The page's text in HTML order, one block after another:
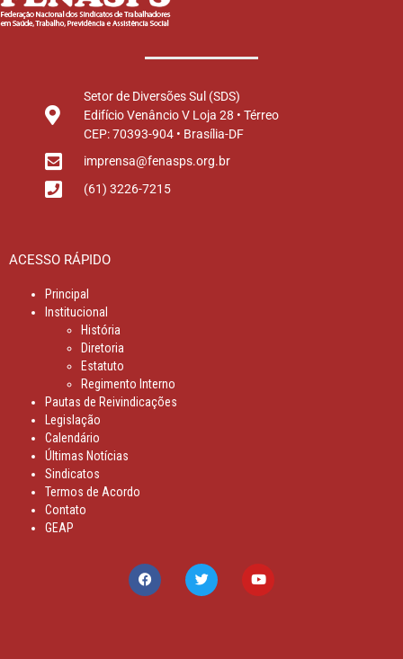
Setor de Diversões Sul (SDS)
Edifício Venâncio V Loja 28 • Térreo
CEP: 70393-904 • Brasília-DF
imprensa@fenasps.org.br
(61) 3226-7215
ACESSO RÁPIDO
Principal
Institucional
História
Diretoria
Estatuto
Regimento Interno
Pautas de Reivindicações
Legislação
Calendário
Últimas Notícias
Sindicatos
Termos de Acordo
Contato
GEAP